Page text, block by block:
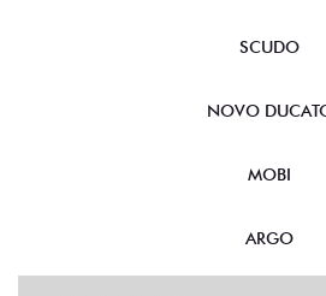
SCUDO
NOVO
MOBI
ARGO